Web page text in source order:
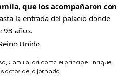
que los acompañaron con
la entrada del palacio donde
93 años.
Camilla, así como el príncipe Enrique,
actos de la jornada.